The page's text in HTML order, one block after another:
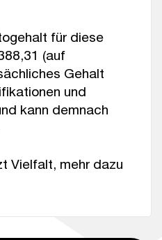
für diese
(auf
Gehalt
und
kann demnach
Vielfalt, mehr dazu